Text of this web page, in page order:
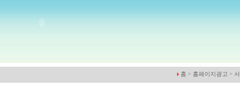
홈 > 홈페이지광고 > 서